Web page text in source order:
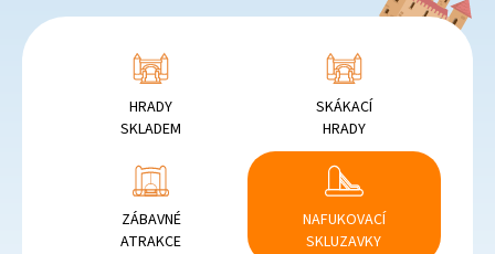
HRADY
SKLADEM
SKÁKACÍ
HRADY
ZÁBAVNÉ
ATRAKCE
NAFUKOVACÍ
SKLUZAVKY